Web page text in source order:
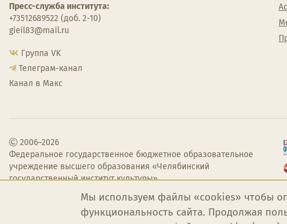
Пресс-служба института:
+73512689522 (доб. 2-10)
gieil83@mail.ru
Группа VK
Телеграм-канал
Канал в Макс
2006–2026
Федеральное государственное бюджетное образовательное
учреждение высшего образования «Челябинский
государственный институт культуры»
Мы используем файлы «cookies» чтобы
функциональность сайта. Продолжая